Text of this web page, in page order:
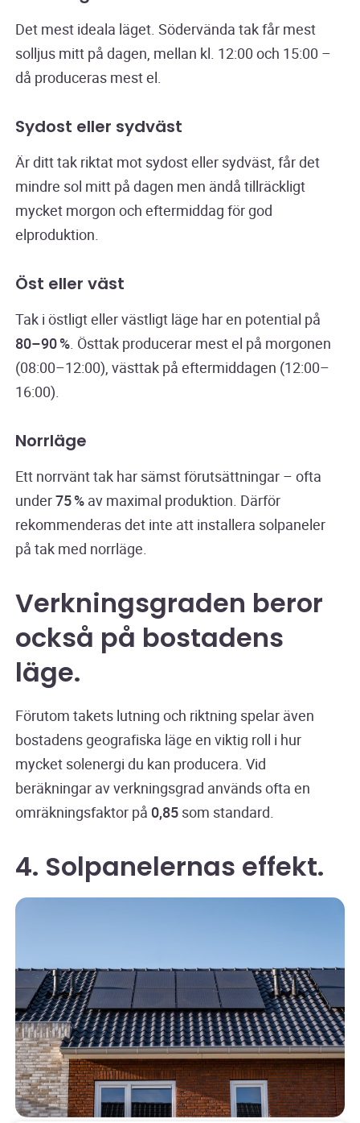
Det mest ideala läget. Södervända tak får mest
solljus mitt på dagen, mellan kl. 12:00 och 15:00 –
då produceras mest el.
Sydost eller sydväst
Är ditt tak riktat mot sydost eller sydväst, får det
mindre sol mitt på dagen men ändå tillräckligt
mycket morgon och eftermiddag för god
elproduktion.
Öst eller väst
Tak i östligt eller västligt läge har en potential på
80–90 % . Östtak producerar mest el på morgonen
(08:00–12:00), västtak på eftermiddagen (12:00–
16:00).
Norrläge
Ett norrvänt tak har sämst förutsättningar – ofta
under75 % av maximal produktion. Därför
rekommenderas det inte att installera solpaneler
på tak med norrläge.
Verkningsgraden beror
också på bostadens
läge.
Förutom takets lutning och riktning spelar även
bostadens geografiska läge en viktig roll i hur
mycket solenergi du kan producera. Vid
beräkningar av verkningsgrad används ofta en
omräkningsfaktor på 0,85 som standard.
4. Solpanelernas effekt.